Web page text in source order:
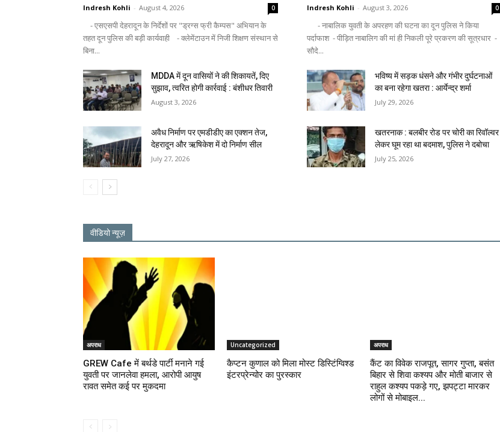
Indresh Kohli - August 4, 2026 0
- एसएसपी देहरादून के निर्देशों पर "ड्रग्स फ्री कैम्पस" अभियान के
तहत दून पुलिस की बड़ी कार्यवाही - क्लेमेंटाउन में निजी शिक्षण संस्थान से
बिना...
Indresh Kohli - August 3, 2026 0
- नाबालिक युवती के अपरहण की घटना का दून पुलिस ने किया
पर्दाफाश - पीड़ित नाबालिग की मां ही निकली पूरे प्रकरण की सूत्रधार -
सौदे...
MDDA में दून वासियों ने की शिकायतें, दिए
सुझाव, त्वरित होगी कार्रवाई : बंशीधर तिवारी
August 3, 2026
भविष्य में सड़क धंसने और गंभीर दुर्घटनाओं
का बना रहेगा खतरा : आर्येन्द्र शर्मा
July 29, 2026
अवैध निर्माण पर एमडीडीए का एक्शन तेज,
देहरादून और ऋषिकेश में दो निर्माण सील
July 27, 2026
खतरनाक : बलबीर रोड पर चोरी का रिवॉल्वर
लेकर घूम रहा था बदमाश, पुलिस ने दबोचा
July 25, 2026
वीडियो न्यूज़
अपराध
GREW Cafe में बर्थडे पार्टी मनाने गई
युवती पर जानलेवा हमला, आरोपी आयुष
रावत समेत कई पर मुकदमा
Uncategorized
कैप्टन कुणाल को मिला मोस्ट डिस्टिंग्विश्ड
इंटरप्रेन्योर का पुरस्कार
अपराध
कैंट का विवेक राजपूत, सागर गुप्ता, बसंत
बिहार से शिवा कश्यप और मोती बाजार से
राहुल कश्यप पकड़े गए, झपट्टा मारकर
लोगों से मोबाइल...